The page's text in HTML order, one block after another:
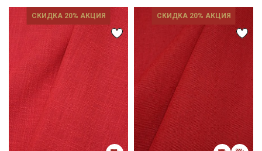
СКИДКА 20% АКЦИЯ СКИДКА 20% АКЦИЯ